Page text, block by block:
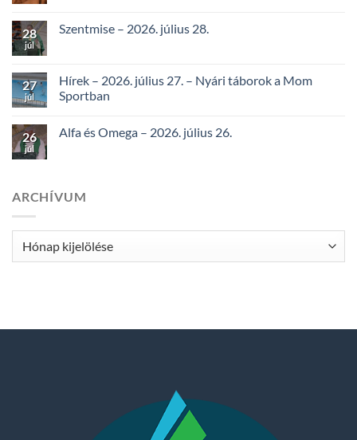
28
júl
Szentmise – 2026. július 28.
27
júl
Hírek – 2026. július 27. – Nyári táborok a Mom
Sportban
26
júl
Alfa és Omega – 2026. július 26.
ARCHÍVUM
Archívum